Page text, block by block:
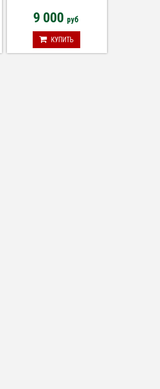
9 000 руб
КУПИТЬ